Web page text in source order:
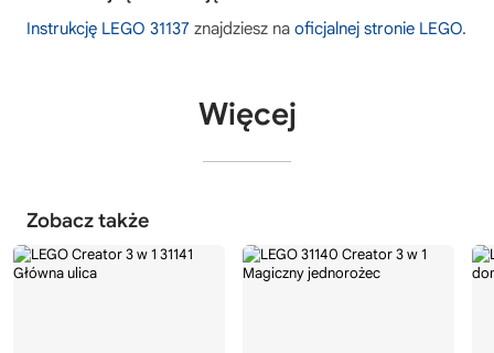
Instrukcję LEGO 31137 znajdziesz na oficjalnej stronie LEGO.
Więcej
Zobacz także